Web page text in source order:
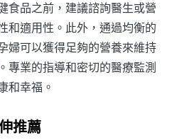
食品之前，建議諮詢醫生或營
和適用性。此外，通過均衡的
婦可以獲得足夠的營養來維持
專業的指導和密切的醫療監測
和幸福。
推薦